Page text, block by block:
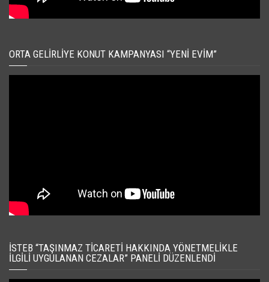
ORTA GELIRLIYE KONUT KAMPANYASI “YENI EVIM”
İSTEB “TAŞINMAZ TICARETI HAKKINDA YÖNETMELIKLE
İLGILI UYGULANAN CEZALAR” PANELI DÜZENLENDI